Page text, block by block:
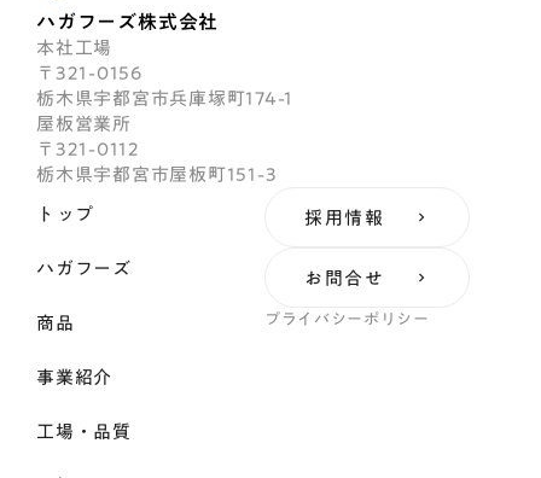
ハガフーズ株式会社
本社工場
〒321-0156
栃木県宇都宮市兵庫塚町174-1
屋板営業所
〒321-0112
栃木県宇都宮市屋板町151-3
トップ
ハガフーズ
商品
事業紹介
工場・品質
採用情報 keyboard_arrow_right
お問合せ keyboard_arrow_right
プライバシーポリシー